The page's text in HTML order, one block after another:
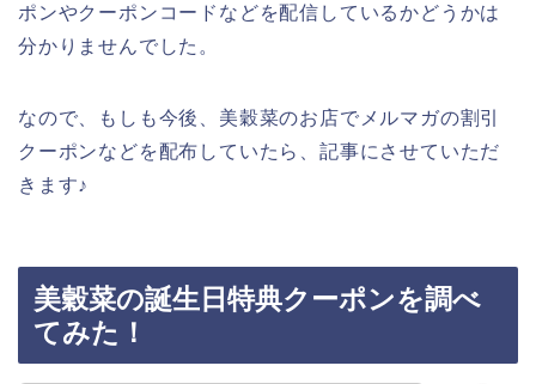
ポンやクーポンコードなどを配信しているかどうかは
分かりませんでした。
なので、もしも今後、美穀菜のお店でメルマガの割引
クーポンなどを配布していたら、記事にさせていただ
きます♪
美穀菜の誕生日特典クーポンを調べ
てみた！